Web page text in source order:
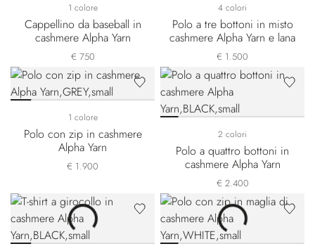
1 colore
Cappellino da baseball in
cashmere Alpha Yarn
€ 750
4 colori
Polo a tre bottoni in misto
cashmere Alpha Yarn e lana
€ 1.500
1 colore
Polo con zip in cashmere
Alpha Yarn
€ 1.900
2 colori
Polo a quattro bottoni in
cashmere Alpha Yarn
€ 2.400